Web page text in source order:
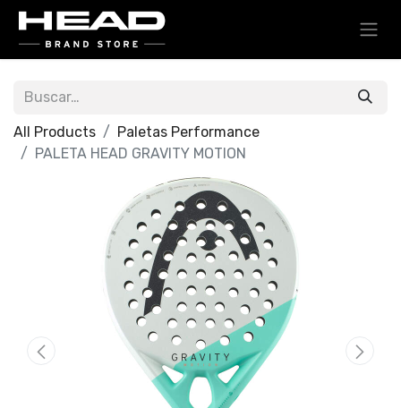
All Products
Paletas Performance
PALETA HEAD GRAVITY MOTION